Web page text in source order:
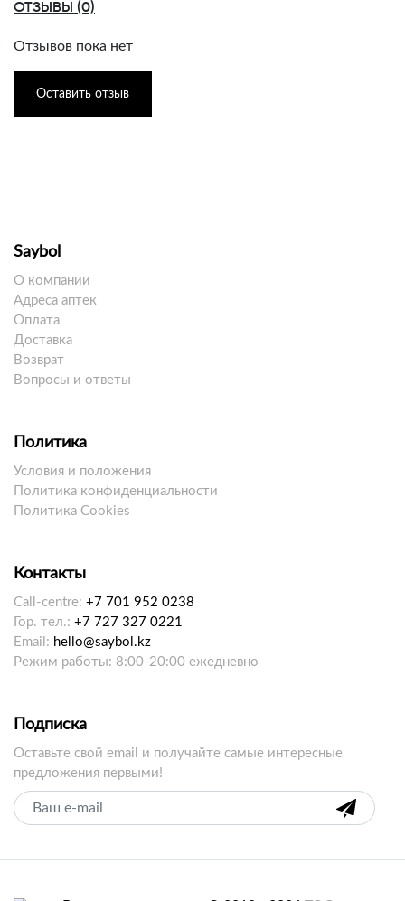
ОТЗЫВЫ (0)
Отзывов пока нет
Оставить отзыв
Saybol
О компании
Адреса аптек
Оплата
Доставка
Возврат
Вопросы и ответы
Политика
Условия и положения
Политика конфиденциальности
Политика Cookies
Контакты
Call-centre: +7 701 952 0238
Гор. тел.: +7 727 327 0221
Email: hello@saybol.kz
Режим работы: 8:00-20:00 ежедневно
Подписка
Оставьте свой email и получайте самые интересные
предложения первыми!